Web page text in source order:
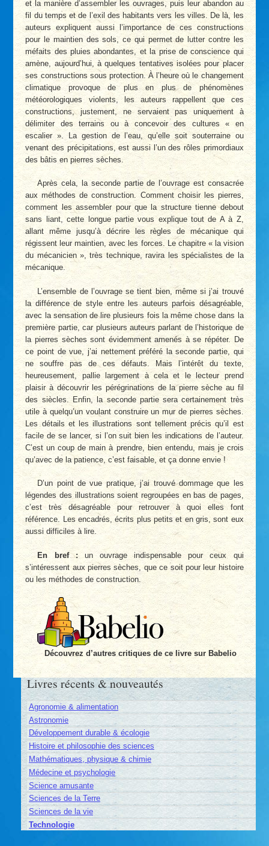
et la manière d’assembler les ouvrages, puis leur abandon au
fil du temps et de l’exil des habitants vers les villes. De là, les
auteurs expliquent aussi l’importance de ces constructions
pour le maintien des sols, ce qui permet de lutter contre les
méfaits des pluies abondantes, et la prise de conscience qui
amène, aujourd’hui, à quelques tentatives isolées pour placer
ses constructions sous protection. À l’heure où le changement
climatique provoque de plus en plus de phénomènes
météorologiques violents, les auteurs rappellent que ces
constructions, justement, ne servaient pas uniquement à
délimiter des terrains ou à concevoir des cultures « en
escalier ». La gestion de l’eau, qu’elle soit souterraine ou
venant des précipitations, est aussi l’un des rôles primordiaux
des bâtis en pierres sèches.
Après cela, la seconde partie de l’ouvrage est consacrée
aux méthodes de construction. Comment choisir les pierres,
comment les assembler pour que la structure tienne debout
sans liant, cette longue partie vous explique tout de A à Z,
allant même jusqu’à décrire les règles de mécanique qui
régissent leur maintien, avec les forces. Le chapitre « la vision
du mécanicien », très technique, ravira les spécialistes de la
mécanique.
L’ensemble de l’ouvrage se tient bien, même si j’ai trouvé
la différence de style entre les auteurs parfois désagréable,
avec la sensation de lire plusieurs fois la même chose dans la
première partie, car plusieurs auteurs parlant de l’historique de
la pierres sèches sont évidemment amenés à se répéter. De
ce point de vue, j’ai nettement préféré la seconde partie, qui
ne souffre pas de ces défauts. Mais l’intérêt du texte,
heureusement, pallie largement à cela et le lecteur prend
plaisir à découvrir les pérégrinations de la pierre sèche au fil
des siècles. Enfin, la seconde partie sera certainement très
utile à quelqu’un voulant construire un mur de pierres sèches.
Les détails et les illustrations sont tellement précis qu’il est
facile de se lancer, si l’on suit bien les indications de l’auteur.
C’est un coup de main à prendre, bien entendu, mais je crois
qu’avec de la patience, c’est faisable, et ça donne envie !
D’un point de vue pratique, j’ai trouvé dommage que les
légendes des illustrations soient regroupées en bas de pages,
c’est très désagréable pour retrouver à quoi elles font
référence. Les encadrés, écrits plus petits et en gris, sont eux
aussi difficiles à lire.
En bref :un ouvrage indispensable pour ceux qui
s’intéressent aux pierres sèches, que ce soit pour leur histoire
ou les méthodes de construction.
Découvrez d’autres critiques de ce livre sur Babelio
Livres récents & nouveautés
Agronomie & alimentation
Astronomie
Développement durable & écologie
Histoire et philosophie des sciences
Mathématiques, physique & chimie
Médecine et psychologie
Science amusante
Sciences de la Terre
Sciences de la vie
Technologie